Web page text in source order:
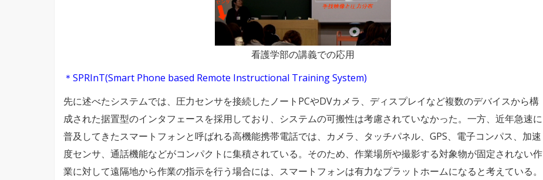
看護学部の講義での応用
＊SPRInT(Smart Phone based Remote Instructional Training System)
先に述べたシステムでは、圧力センサを接続したノートPCやDVカメラ、ディスプレイなど複数のデバイスから構
成された据置型のインタフェースを採用しており、システムの可搬性は考慮されていなかった。一方、近年急速に
普及してきたスマートフォンと呼ばれる高機能携帯電話では、カメラ、タッチパネル、GPS、電子コンパス、加速
度センサ、通話機能などがコンパクトに集積されている。そのため、作業場所や撮影する対象物が固定されない作
業に対して遠隔地から作業の指示を行う場合には、スマートフォンは有力なプラットホームになると考えている。